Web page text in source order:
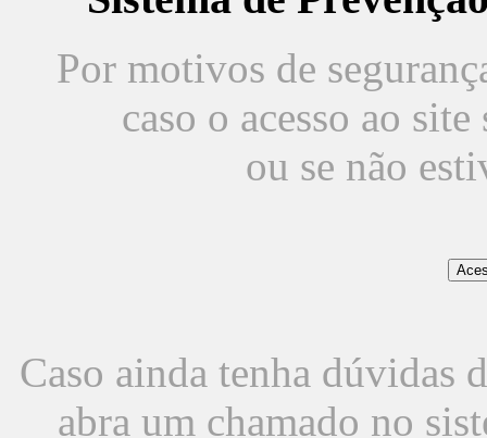
Por motivos de
caso o acesso ao
ou se não
Caso ainda tenha dúvidas
abra um chamado no